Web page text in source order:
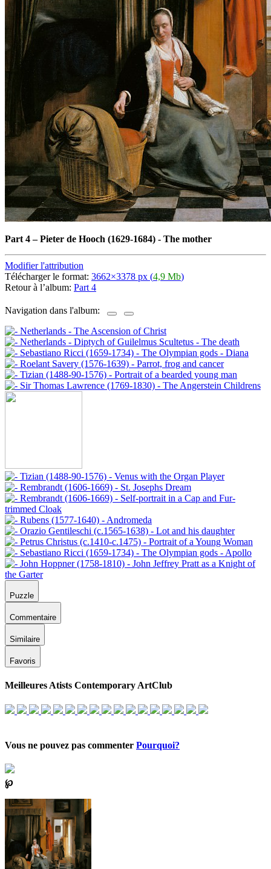
Part 4–Pieter de Hooch (1629-1684) - The mother
Modifier l'attribution
Télécharger le format: 3662×3378 px (4,9 Mb)
Retour à l’album: Part 4
Navigation dans l'album:
Puzzle
Commentaire
Similaire
Favoris
Meilleures Atists Contemporary ArtClub
Vous ne pouvez pas commenter Pourquoi?
℘